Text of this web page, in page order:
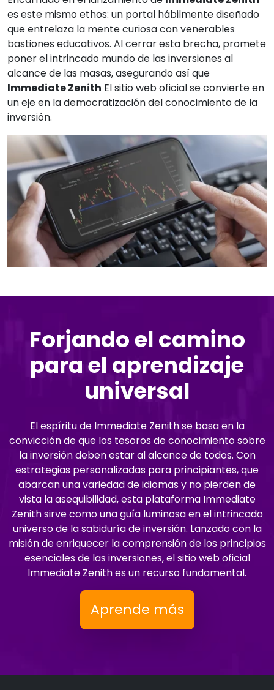
es este mismo ethos: un portal hábilmente diseñado
que entrelaza la mente curiosa con venerables
bastiones educativos. Al cerrar esta brecha, promete
poner el intrincado mundo de las inversiones al
alcance de las masas, asegurando así que
Immediate Zenith El sitio web oficial se convierte en
un eje en la democratización del conocimiento de la
inversión.
Forjando el camino
para el aprendizaje
universal
El espíritu de Immediate Zenith se basa en la
convicción de que los tesoros de conocimiento sobre
la inversión deben estar al alcance de todos. Con
estrategias personalizadas para principiantes, que
abarcan una variedad de idiomas y no pierden de
vista la asequibilidad, esta plataforma Immediate
Zenith sirve como una guía luminosa en el intrincado
universo de la sabiduría de inversión. Lanzado con la
misión de enriquecer la comprensión de los principios
esenciales de las inversiones, el sitio web oficial
Immediate Zenith es un recurso fundamental.
Aprende más